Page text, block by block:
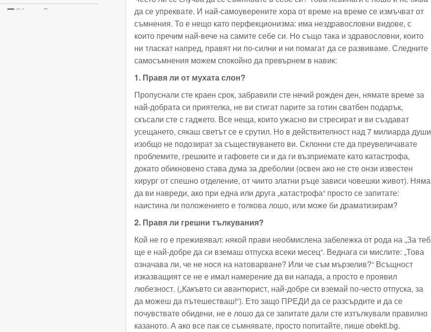
Община Лъки
да се упреквате. И най-самоуверените хора от време на време се измъчват от
съмнения. То е нещо като перфекционизма: има нездравословни видове, с
които пречим най-вече на самите себе си. Но също така и здравословни, които
ни тласкат напред, правят ни по-силни и ни помагат да се развиваме. Следните
самосъмнения можем спокойно да превърнем в навик:
1. Правя ли от мухата слон?
Пропуснали сте краен срок, забравили сте нечий рожден ден, нямате време за
най-добрата си приятелка, не ви стигат парите за готин сватбен подарък,
скъсали сте с гаджето. Все неща, които ужасно ви стресират и ви създават
усещането, сякаш светът се е срутил. Но в действителност над 7 милиарда души
изобщо не подозират за съществуването ви. Склонни сте да преувеличавате
проблемите, грешките и гафовете си и да ги възприемате като катастрофа,
докато обикновено става дума за дреболии (освен ако не сте онзи известен
хирург от спешно отделение, от чиито златни ръце зависи човешки живот). Няма
да ви навреди, ако при една или друга „катастрофа“ просто се запитате:
наистина ли положението е толкова лошо, или може би драматизирам?
2. Правя ли грешни тълкувания?
Кой не го е преживявал: някой прави необмислена забележка от рода на „За теб
ще е най-добре да си вземаш отпуска всеки месец“. Веднага си мислите: „Това
означава ли, че не нося на натоварване? Или че съм мързелив?“ Всъщност
изказващият се не е имал намерение да ви напада, а просто е проявил
любезност. („Какъвто си авантюрист, най-добре си вземай по-често отпуска, за
да можеш да пътешестваш!“). Ето защо ПРЕДИ да се разсърдите и да се
почувствате обидени, не е лошо да се запитате дали сте изтълкували правилно
казаното. А ако все пак се съмнявате, просто попитайте, пише obekti.bg.